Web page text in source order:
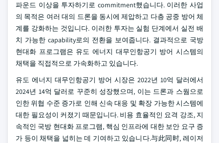
파운드 이상을 투자하기로 commitment했습니다. 이러한 사업
의 목적은 여러 대의 드론을 동시에 제압하고 다층 공중 방어 체
계를 강화하는 것입니다. 이러한 투자는 실험 단계에서 실전 배
치 가능한 capability로의 전환을 보여줍니다. 결과적으로 국방
현대화 프로그램은 유도 에너지 대무인항공기 방어 시스템의
채택을 직접적으로 가속화하고 있습니다.
유도 에너지 대무인항공기 방어 시장은 2022년 10억 달러에서
2024년 14억 달러로 꾸준히 성장했으며, 이는 드론과 스웜으로
인한 위협 수준 증가로 인해 신속 대응 및 확장 가능한 시스템에
대한 필요성이 커졌기 때문입니다. 비용 효율적인 요격 강조, 지
속적인 국방 현대화 프로그램, 핵심 인프라에 대한 보안 요구 증
가 등이 채택을 넓히는 데 기여하고 있습니다.与此同时, 레이저